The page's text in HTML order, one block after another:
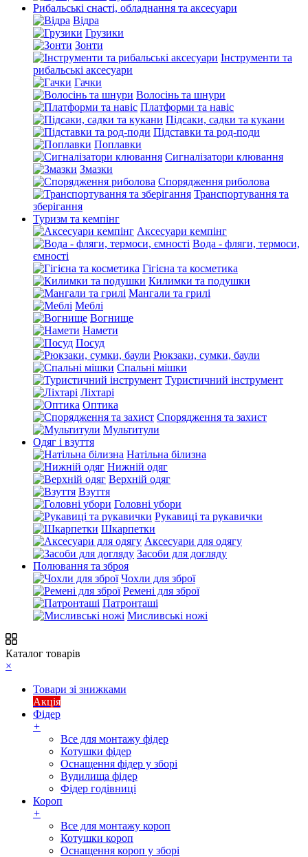
Рибальські снасті, обладнання та аксесуари
Відра
Грузики
Зонти
Інструменти та
рибальські аксесуари
Гачки
Волосінь та шнури
Платформи та навіс
Підсаки, садки та кукани
Підставки та род-поди
Поплавки
Сигналізатори клювання
Змазки
Спорядження риболова
Транспортування та
зберігання
Туризм та кемпінг
Аксесуари кемпінг
Вода - фляги, термоси,
ємності
Гігієна та косметика
Килимки та подушки
Мангали та грилі
Меблі
Вогнище
Намети
Посуд
Рюкзаки, сумки, баули
Спальні мішки
Туристичний інструмент
Ліхтарі
Оптика
Спорядження та захист
Мультитули
Одяг і взуття
Натільна білизна
Нижній одяг
Верхній одяг
Взуття
Головні убори
Рукавиці та рукавички
Шкарпетки
Аксесуари для одягу
Засоби для догляду
Полювання та зброя
Чохли для зброї
Ремені для зброї
Патронташі
Мисливські ножі
Каталог товарів
×
Товари зі знижками
Акція
Фідер
+
Все для монтажу фідер
Котушки фідер
Оснащення фідер у зборі
Вудилища фідер
Фідер годівниці
Короп
+
Все для монтажу короп
Котушки короп
Оснащення короп у зборі